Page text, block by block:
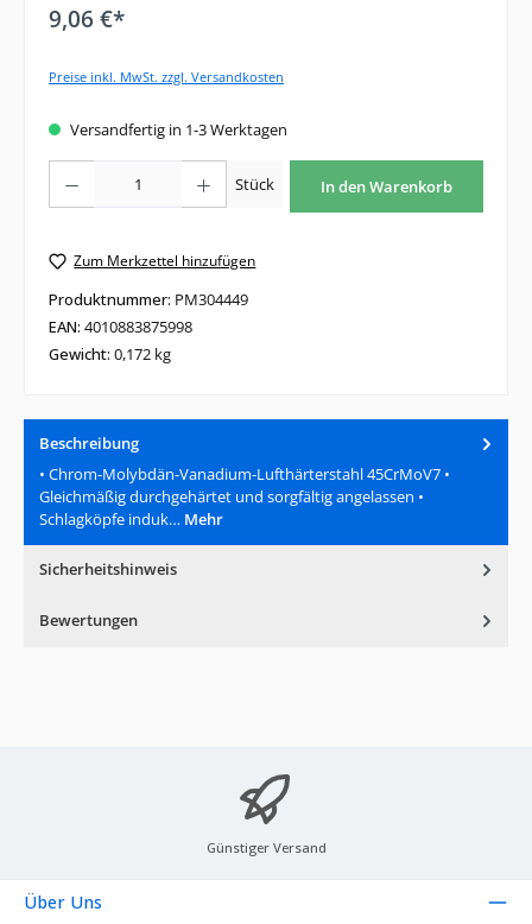
9,06 €*
Preise inkl. MwSt. zzgl. Versandkosten
Versandfertig in 1-3 Werktagen
Stück In den Warenkorb
Zum Merkzettel hinzufügen
Produktnummer: PM304449
EAN: 4010883875998
Gewicht: 0,172 kg
Beschreibung
• Chrom-Molybdän-Vanadium-Lufthärterstahl 45CrMoV7 •
Gleichmäßig durchgehärtet und sorgfältig angelassen •
Schlagköpfe induk… Mehr
Sicherheitshinweis
Bewertungen
Günstiger Versand
Über Uns